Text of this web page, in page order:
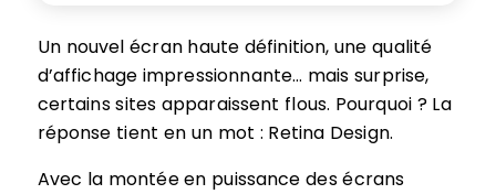
Un nouvel écran haute définition, une qualité
d’affichage impressionnante… mais surprise,
certains sites apparaissent flous. Pourquoi ? La
réponse tient en un mot : Retina Design.
Avec la montée en puissance des écrans